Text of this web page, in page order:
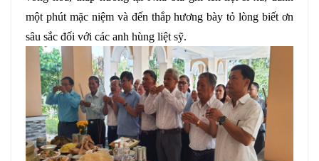
một phút mặc niệm và đến thắp hương bày tỏ lòng biết ơn
sâu sắc đối với các anh hùng liệt sỹ.